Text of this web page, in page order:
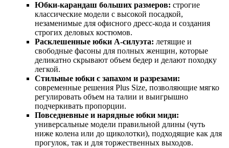
Юбки-карандаш больших размеров: строгие
классические модели с высокой посадкой,
незаменимые для офисного дресс-кода и создания
строгих деловых костюмов.
Расклешенные юбки А-силуэта: летящие и
свободные фасоны для полных женщин, которые
деликатно скрывают объем бедер и делают походку
легкой.
Стильные юбки с запахом и разрезами:
современные решения Plus Size, позволяющие мягко
регулировать объем на талии и выигрышно
подчеркивать пропорции.
Повседневные и нарядные юбки миди:
универсальные модели правильной длины (чуть
ниже колена или до щиколотки), подходящие как для
прогулок, так и для торжественных выходов.